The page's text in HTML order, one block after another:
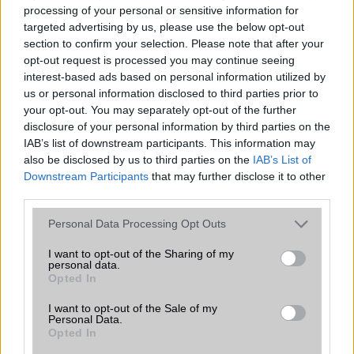
processing of your personal or sensitive information for
targeted advertising by us, please use the below opt-out
section to confirm your selection. Please note that after your
opt-out request is processed you may continue seeing
interest-based ads based on personal information utilized by
us or personal information disclosed to third parties prior to
your opt-out. You may separately opt-out of the further
disclosure of your personal information by third parties on the
IAB’s list of downstream participants. This information may
also be disclosed by us to third parties on the IAB’s List of
Downstream Participants that may further disclose it to other
Please note that this website/app uses one or more Google
not limited to your visit or usage behaviour. You may click to
grant or deny consent to Google and its third-party tags to
use your data for below specified purposes in below Google
consent section.
Personal Data Processing Opt Outs
I want to opt-out of the Sharing of my
personal data.
Opted In
I want to opt-out of the Sale of my
Personal Data.
Opted In
A szeptemberi eseményen az iPhone 18 Pro modellek
mellett a régóta pletykált hajlítható iPhone Ultra is
bemutatkozhat, miközben az áremelésekről szóló
találgatások továbbra is beárnyékolják a rajtot.
Az Android rejtett automatizmusai: hat
funkció, amely észrevétlenül könnyíti
meg a mindennapokat
2026.06.14
| Android Police
Sok felhasználó külön alkalmazásokra esküszik, pedig az
Android már évek óta olyan intelligens funkciókat kínál,
amelyek maguktól dolgoznak a háttérben.
Ez a rejtett Samsung funkció teljesen
sokan mégsem tudnak róla
2026.07.12
jelentősen felgyorsítja a mindennapi használatot,
miközben a Pixel telefonokból továbbra is hiányzik.